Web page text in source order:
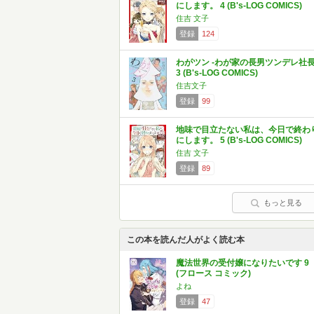
にします。 4 (B's-LOG COMICS)
住吉 文子
登録
124
わがツン -わが家の長男ツンデレ社
3 (B's-LOG COMICS)
住吉文子
登録
99
地味で目立たない私は、今日で終わ
にします。 5 (B's-LOG COMICS)
住吉 文子
登録
89
もっと見る
この本を読んだ人がよく読む本
魔法世界の受付嬢になりたいです 9
(フロース コミック)
よね
登録
47